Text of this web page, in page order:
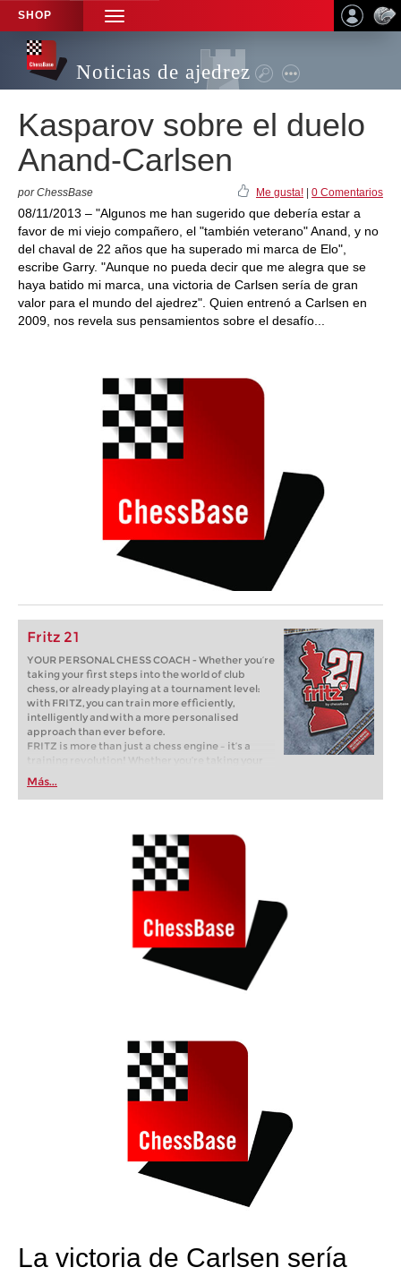
SHOP
TOGGLE
NAVIGATION
Noticias de ajedrez
Kasparov sobre el duelo
Anand-Carlsen
por ChessBase Me gusta! 0 Comentarios
08/11/2013 – "Algunos me han sugerido que debería estar a
favor de mi viejo compañero, el "también veterano" Anand, y no
del chaval de 22 años que ha superado mi marca de Elo",
escribe Garry. "Aunque no pueda decir que me alegra que se
haya batido mi marca, una victoria de Carlsen sería de gran
valor para el mundo del ajedrez". Quien entrenó a Carlsen en
2009, nos revela sus pensamientos sobre el desafío...
Fritz 21
YOUR PERSONAL CHESS COACH - Whether you’re
taking your first steps into the world of club
chess, or already playing at a tournament level:
with FRITZ, you can train more efficiently,
intelligently and with a more personalised
approach than ever before.
FRITZ is more than just a chess engine – it’s a
training revolution! Whether you’re taking your
first steps into the world of club chess, or already
playing at a tournament level: with FRITZ, you can
train more efficiently, intelligently and with a
Más...
La victoria de Carlsen sería